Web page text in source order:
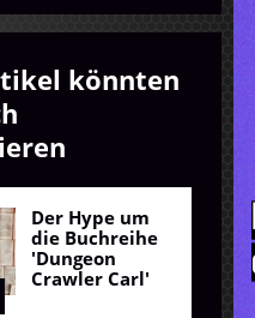
könnten
Der Hype um
die Buchreihe
'Dungeon
Crawler Carl'